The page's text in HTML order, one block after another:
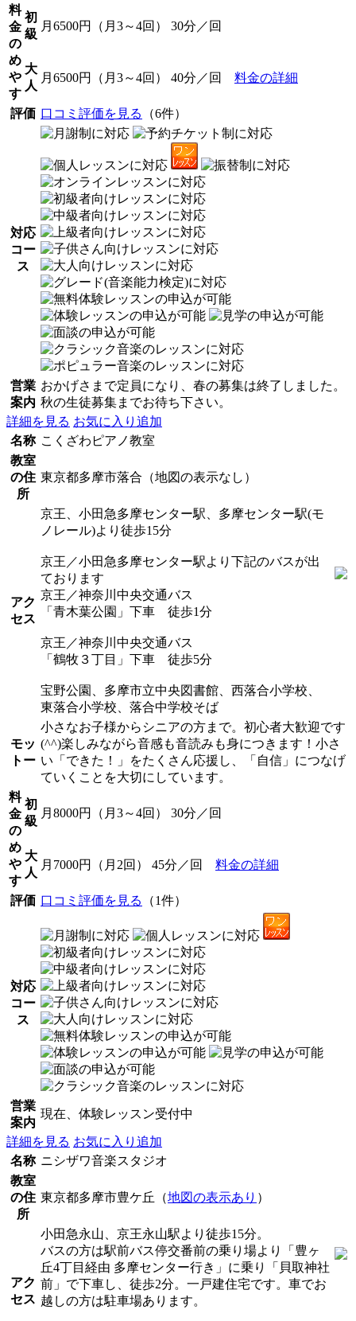
料
金
の
め
や
す
初
級
月6500円（月3～4回） 30分／回
大
人
月6500円（月3～4回） 40分／回 料金の詳細
評価 口コミ評価を見る （6件）
対応
コー
ス
営業
案内
おかげさまで定員になり、春の募集は終了しました。
秋の生徒募集までお待ち下さい。
詳細を見る お気に入り追加
名称 こくざわピアノ教室
教室
の住
所
東京都多摩市落合（地図の表示なし）
アク
セス
京王、小田急多摩センター駅、多摩センター駅(モ
ノレール)より徒歩15分
京王／小田急多摩センター駅より下記のバスが出
ております
京王／神奈川中央交通バス
「青木葉公園」下車 徒歩1分
京王／神奈川中央交通バス
「鶴牧３丁目」下車 徒歩5分
宝野公園、多摩市立中央図書館、西落合小学校、
東落合小学校、落合中学校そば
モッ
トー
小さなお子様からシニアの方まで。初心者大歓迎です
(^^)楽しみながら音感も音読みも身につきます！小さ
い「できた！」をたくさん応援し、「自信」につなげ
ていくことを大切にしています。
料
金
の
め
や
す
初
級
月8000円（月3～4回） 30分／回
大
人
月7000円（月2回） 45分／回 料金の詳細
評価 口コミ評価を見る （1件）
対応
コー
ス
営業
案内
現在、体験レッスン受付中
詳細を見る お気に入り追加
名称 ニシザワ音楽スタジオ
教室
の住
所
東京都多摩市豊ケ丘（地図の表示あり ）
アク
セス
小田急永山、京王永山駅より徒歩15分。
バスの方は駅前バス停交番前の乗り場より「豊ヶ
丘4丁目経由 多摩センター行き」に乗り「貝取神社
前」で下車し、徒歩2分。一戸建住宅です。車でお
越しの方は駐車場あります。